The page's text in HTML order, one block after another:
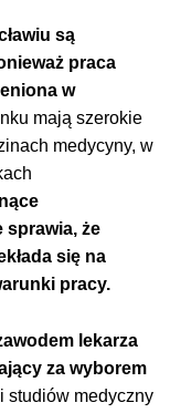
są
praca
w
mają szerokie
medycyny, w
sprawia, że
się na
pracy.
lekarza
za wyborem
studiów medyczny